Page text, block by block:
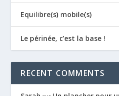
Equilibre(s) mobile(s)
Le périnée, c’est la base !
RECENT COMMENTS